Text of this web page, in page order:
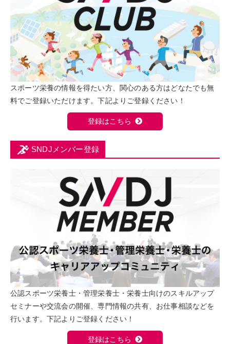
スポーツ栄養の情報を得たい方、関心のある方はどなたでも無
料でご登録いただけます。下記よりご登録ください！
登録はこちら
SNDJメンバー登録
公認スポーツ栄養士・管理栄養士・栄養士向けのスキルアップ
セミナーや交流会の開催、専門情報の共有、お仕事相談などを
行います。下記よりご登録ください！
登録はこちら